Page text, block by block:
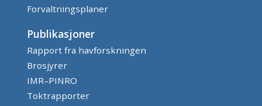
Forvaltningsplaner
Publikasjoner
Rapport fra havforskningen
Brosjyrer
IMR–PINRO
Toktrapporter